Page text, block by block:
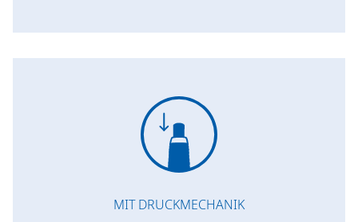
MIT DRUCKMECHANIK